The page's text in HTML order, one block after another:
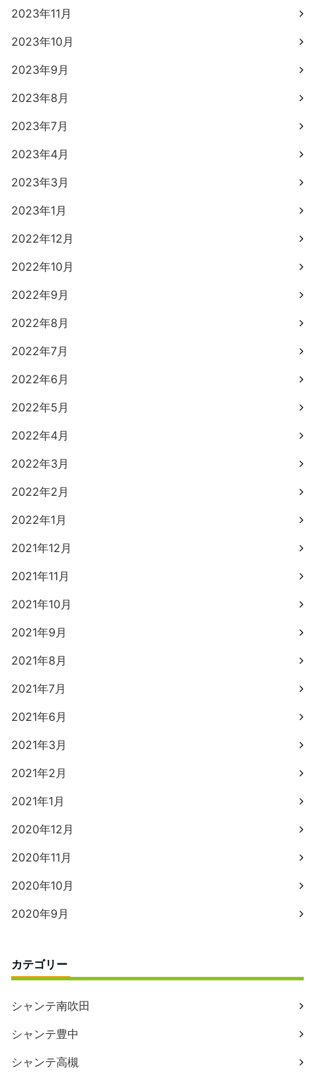
2023年11月
2023年10月
2023年9月
2023年8月
2023年7月
2023年4月
2023年3月
2023年1月
2022年12月
2022年10月
2022年9月
2022年8月
2022年7月
2022年6月
2022年5月
2022年4月
2022年3月
2022年2月
2022年1月
2021年12月
2021年11月
2021年10月
2021年9月
2021年8月
2021年7月
2021年6月
2021年3月
2021年2月
2021年1月
2020年12月
2020年11月
2020年10月
2020年9月
カテゴリー
シャンテ南吹田
シャンテ豊中
シャンテ高槻